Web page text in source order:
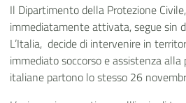
Il Dipartimento della Protezione
immediatamente attivata, segue sin
L’Italia, decide di intervenire in
immediato soccorso e assistenza alla
italiane partono lo stesso 26